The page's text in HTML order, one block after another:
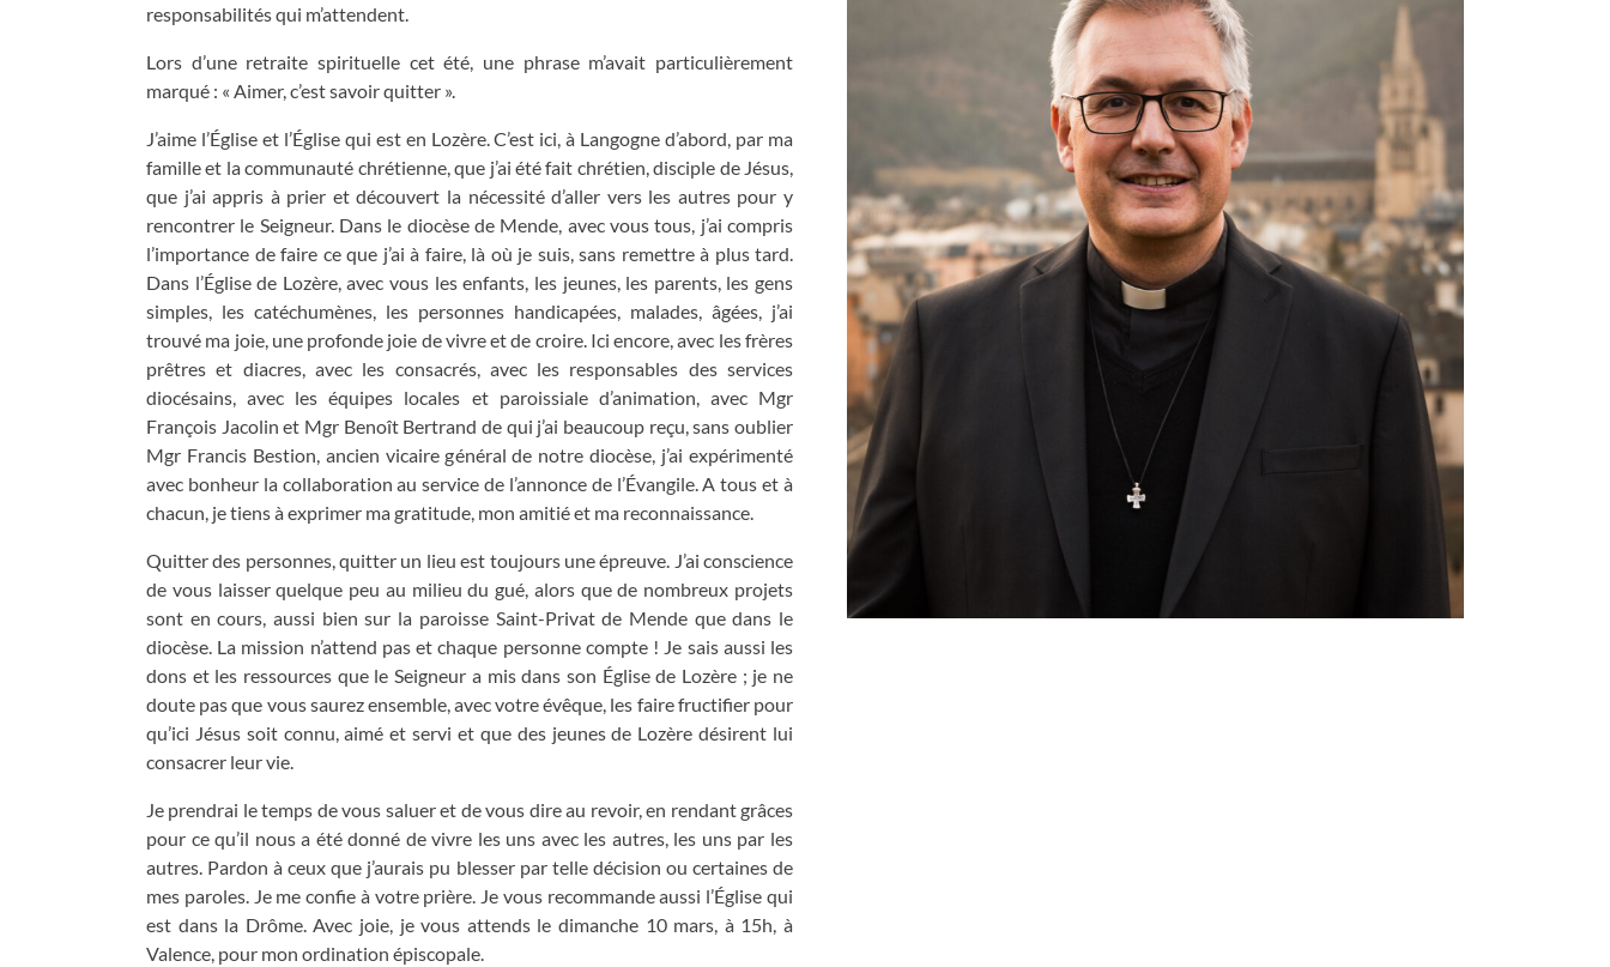
responsabilités qui m’attendent.
Lors d’une retraite spirituelle cet été, une phrase m’avait particulièrement
marqué : « Aimer, c’est savoir quitter ».
J’aime l’Église et l’Église qui est en Lozère. C’est ici, à Langogne d’abord, par ma
famille et la communauté chrétienne, que j’ai été fait chrétien, disciple de Jésus,
que j’ai appris à prier et découvert la nécessité d’aller vers les autres pour y
rencontrer le Seigneur. Dans le diocèse de Mende, avec vous tous, j’ai compris
l’importance de faire ce que j’ai à faire, là où je suis, sans remettre à plus tard.
Dans l’Église de Lozère, avec vous les enfants, les jeunes, les parents, les gens
simples, les catéchumènes, les personnes handicapées, malades, âgées, j’ai
trouvé ma joie, une profonde joie de vivre et de croire. Ici encore, avec les frères
prêtres et diacres, avec les consacrés, avec les responsables des services
diocésains, avec les équipes locales et paroissiale d’animation, avec Mgr
François Jacolin et Mgr Benoît Bertrand de qui j’ai beaucoup reçu, sans oublier
Mgr Francis Bestion, ancien vicaire général de notre diocèse, j’ai expérimenté
avec bonheur la collaboration au service de l’annonce de l’Évangile. A tous et à
chacun, je tiens à exprimer ma gratitude, mon amitié et ma reconnaissance.
Quitter des personnes, quitter un lieu est toujours une épreuve. J’ai conscience
de vous laisser quelque peu au milieu du gué, alors que de nombreux projets
sont en cours, aussi bien sur la paroisse Saint-Privat de Mende que dans le
diocèse. La mission n’attend pas et chaque personne compte ! Je sais aussi les
dons et les ressources que le Seigneur a mis dans son Église de Lozère ; je ne
doute pas que vous saurez ensemble, avec votre évêque, les faire fructifier pour
qu’ici Jésus soit connu, aimé et servi et que des jeunes de Lozère désirent lui
consacrer leur vie.
Je prendrai le temps de vous saluer et de vous dire au revoir, en rendant grâces
pour ce qu’il nous a été donné de vivre les uns avec les autres, les uns par les
autres. Pardon à ceux que j’aurais pu blesser par telle décision ou certaines de
mes paroles. Je me confie à votre prière. Je vous recommande aussi l’Église qui
est dans la Drôme. Avec joie, je vous attends le dimanche 10 mars, à 15h, à
Valence, pour mon ordination épiscopale.